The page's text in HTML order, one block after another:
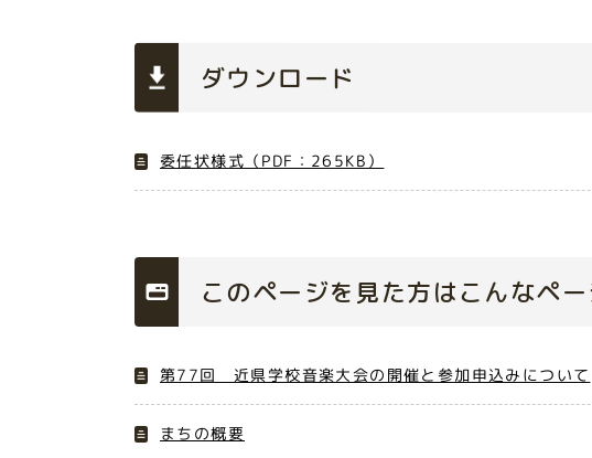
ダウンロード
委任状様式（PDF：265KB）
このページを見た方はこんなペ
第77回 近県学校音楽大会の開催と参加申込みについて
まちの概要